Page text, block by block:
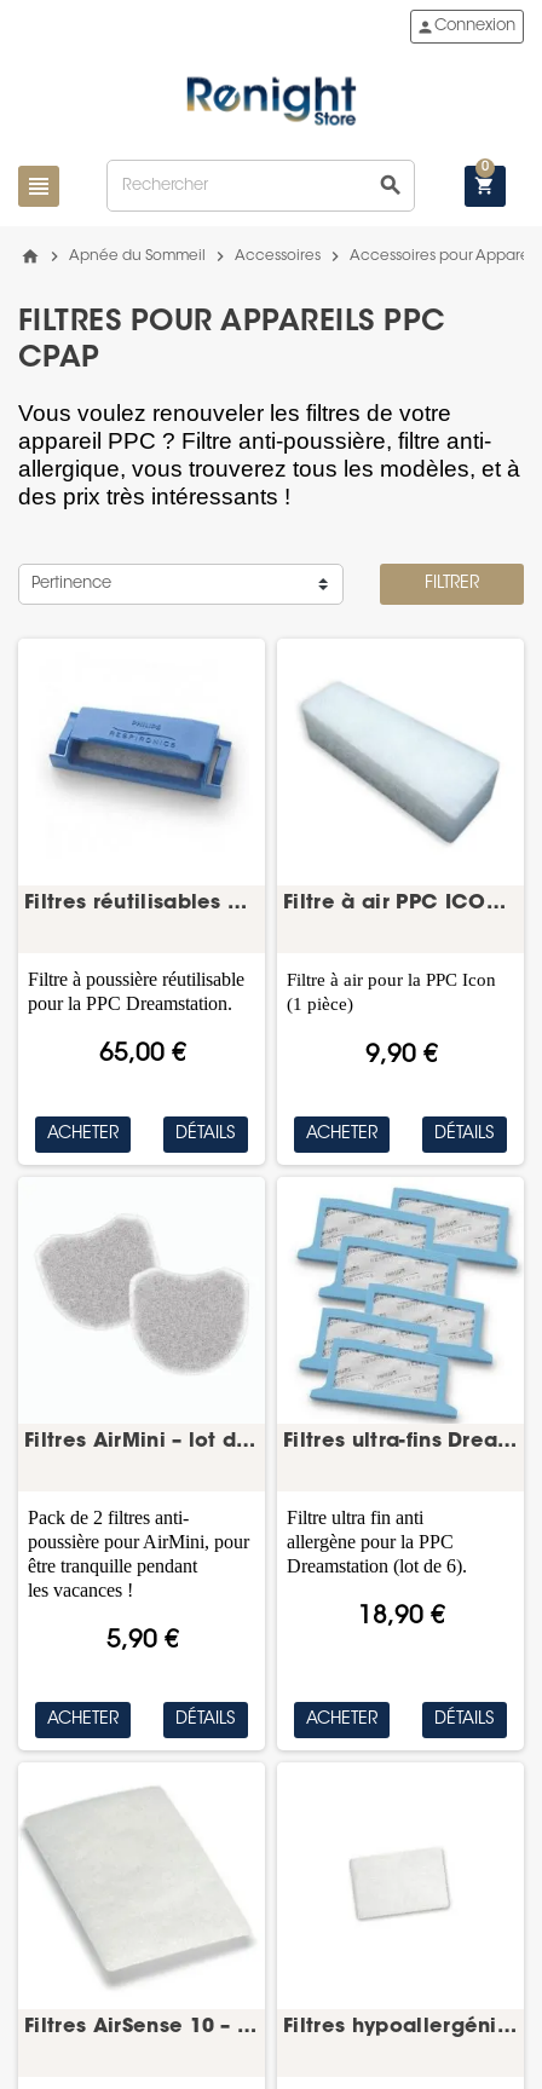
view_headline search
personConnexion
shopping_cart
0
home chevron_right Apnée du Sommeil chevron_right Accessoires chevron_right Accessoires pour Appareils
FILTRES POUR APPAREILS PPC
CPAP
Vous voulez renouveler les filtres de votre
appareil PPC ? Filtre anti-poussière, filtre anti-
allergique, vous trouverez tous les modèles, et à
des prix très intéressants !
Pertinence FILTRER
Filtres réutilisables DreamStation – lot de 10...
65,00 €
Filtre à poussière réutilisable
pour la PPC Dreamstation.
ACHETER DÉTAILS
Filtre à air PPC ICON– Fisher & Paykel
9,90 €
Filtre à air pour la PPC Icon
(1 pièce)
ACHETER DÉTAILS
Filtres AirMini – lot de 2 – ResMed
5,90 €
Pack de 2 filtres anti-
poussière pour AirMini, pour
être tranquille pendant
les vacances !
ACHETER DÉTAILS
Filtres ultra-fins DreamStation – lot de 6 –...
18,90 €
Filtre ultra fin anti
allergène pour la PPC
Dreamstation (lot de 6).
ACHETER DÉTAILS
Filtres AirSense 10 – lot de 12 – ResMed Filtres hypoallergéniques AirSense 10 – lot de...